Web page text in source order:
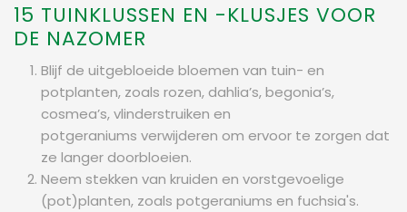
15 TUINKLUSSEN EN -KLUSJES VOOR
DE NAZOMER
Blijf de uitgebloeide bloemen van tuin- en
potplanten, zoals rozen, dahlia’s, begonia’s,
cosmea’s, vlinderstruiken en
potgeraniums verwijderen om ervoor te zorgen dat
ze langer doorbloeien.
Neem stekken van kruiden en vorstgevoelige
(pot)planten, zoals potgeraniums en fuchsia's.